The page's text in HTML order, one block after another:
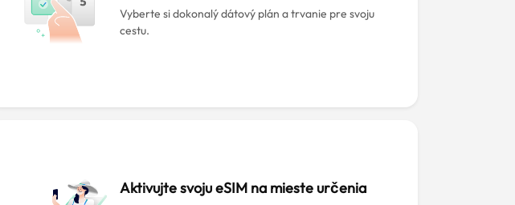
Vyberte si dokonalý dátový plán a trvanie pre svoju
cestu.
Aktivujte svoju eSIM na mieste určenia